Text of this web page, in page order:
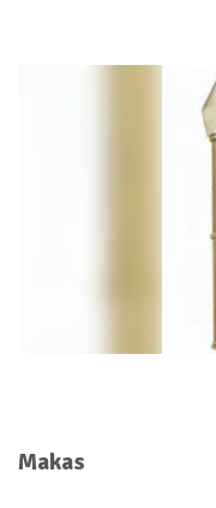
Makas